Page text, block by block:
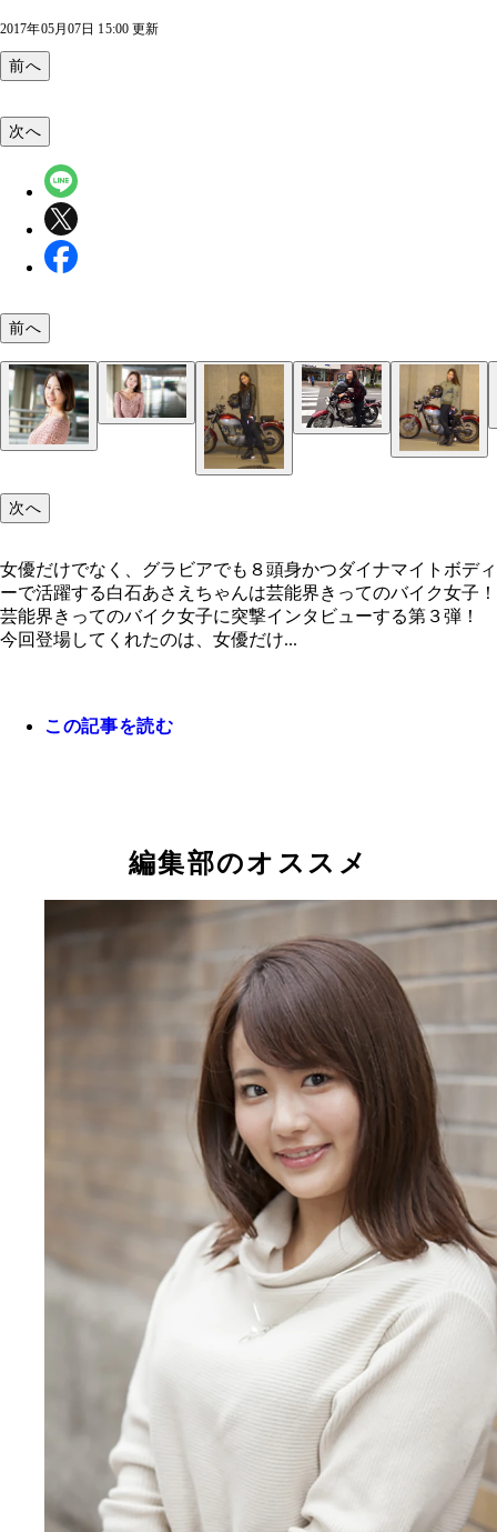
2017年05月07日 15:00 更新
前へ
次へ
前へ
次へ
女優だけでなく、グラビアでも８頭身かつダイナマイトボディ
ーで活躍する白石あさえちゃんは芸能界きってのバイク女子！
芸能界きってのバイク女子に突撃インタビューする第３弾！
今回登場してくれたのは、女優だけ...
この記事を読む
編集部のオススメ